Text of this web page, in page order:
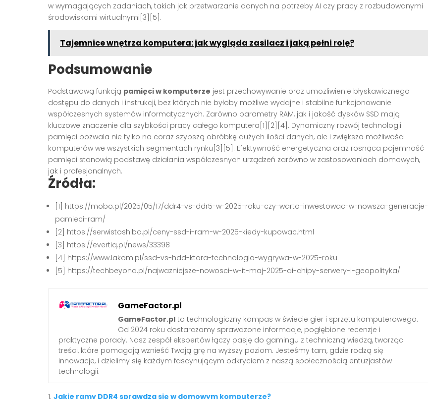
w wymagających zadaniach, takich jak przetwarzanie danych na potrzeby AI czy pracy z rozbudowanymi
środowiskami wirtualnymi[3][5].
Tajemnice wnętrza komputera: jak wygląda zasilacz i jaką pełni rolę?
Podsumowanie
Podstawową funkcją pamięci w komputerze jest przechowywanie oraz umożliwienie błyskawicznego
dostępu do danych i instrukcji, bez których nie byłoby możliwe wydajne i stabilne funkcjonowanie
współczesnych systemów informatycznych. Zarówno parametry RAM, jak i jakość dysków SSD mają
kluczowe znaczenie dla szybkości pracy całego komputera[1][2][4]. Dynamiczny rozwój technologii
pamięci pozwala nie tylko na coraz szybszą obróbkę dużych ilości danych, ale i zwiększa możliwości
komputerów we wszystkich segmentach rynku[3][5]. Efektywność energetyczna oraz rosnąca pojemność
pamięci stanowią podstawę działania współczesnych urządzeń zarówno w zastosowaniach domowych,
jak i profesjonalnych.
Źródła:
[1] https://mobo.pl/2025/05/17/ddr4-vs-ddr5-w-2025-roku-czy-warto-inwestowac-w-nowsza-generacje-
pamieci-ram/
[2] https://serwistoshiba.pl/ceny-ssd-i-ram-w-2025-kiedy-kupowac.html
[3] https://evertiq.pl/news/33398
[4] https://www.lakom.pl/ssd-vs-hdd-ktora-technologia-wygrywa-w-2025-roku
[5] https://techbeyond.pl/najwazniejsze-nowosci-w-it-maj-2025-ai-chipy-serwery-i-geopolityka/
GameFactor.pl
GameFactor.pl to technologiczny kompas w świecie gier i sprzętu komputerowego.
Od 2024 roku dostarczamy sprawdzone informacje, pogłębione recenzje i
praktyczne porady. Nasz zespół ekspertów łączy pasję do gamingu z techniczną wiedzą, tworząc
treści, które pomagają wznieść Twoją grę na wyższy poziom. Jesteśmy tam, gdzie rodzą się
innowacje, i dzielimy się każdym fascynującym odkryciem z naszą społecznością entuzjastów
technologii.
Jakie ramy DDR4 sprawdzą się w domowym komputerze?